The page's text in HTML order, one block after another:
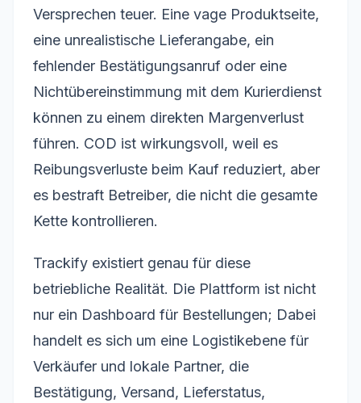
Versprechen teuer. Eine vage Produktseite,
eine unrealistische Lieferangabe, ein
fehlender Bestätigungsanruf oder eine
Nichtübereinstimmung mit dem Kurierdienst
können zu einem direkten Margenverlust
führen. COD ist wirkungsvoll, weil es
Reibungsverluste beim Kauf reduziert, aber
es bestraft Betreiber, die nicht die gesamte
Kette kontrollieren.
Trackify existiert genau für diese
betriebliche Realität. Die Plattform ist nicht
nur ein Dashboard für Bestellungen; Dabei
handelt es sich um eine Logistikebene für
Verkäufer und lokale Partner, die
Bestätigung, Versand, Lieferstatus,